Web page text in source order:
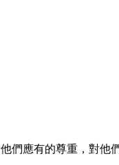
們應有的尊重，對他